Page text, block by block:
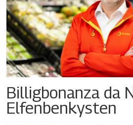
Billigbonanza da
Elfenbenkysten